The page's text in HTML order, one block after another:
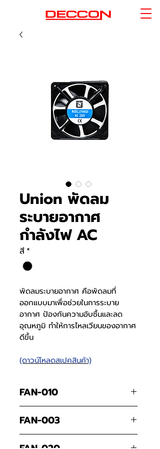
Union พัดลม
ระบายอากาศ
กำลังไฟ AC
สี*
พัดลมระบายอากาศ คือพัดลมที่
ออกแบบมาเพื่อช่วยในการระบาย
อากาศ ป้องกันความอับชื้นและลด
อุณหภูมิ ทำให้การไหลเวียนของอากาศ
ดีขึ้น
(ดาวน์โหลดสเปคสินค้า)
FAN-010
สเปคพัดลม
วัสดุพัดลม
FAN-003
สเปคพัดลม